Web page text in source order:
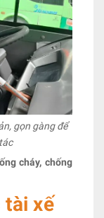
gọn gàng để
cháy, chống
tài xế